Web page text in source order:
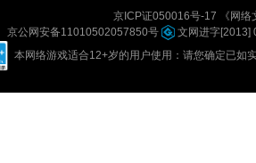
京ICP证050016号-17
《网
京公网安备11010502057850号
文网进字[2013]
本网络游戏适合12+岁的用户使用：请您确定已如